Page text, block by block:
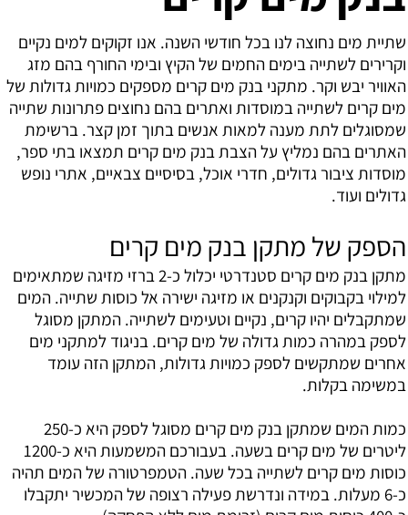
שתיית מים נחוצה לנו בכל חודשי השנה. אנו זקוקים למים נקיים
וקרירים לשתייה בימים החמים של הקיץ ובימי החורף בהם מזג
האוויר יבש וקר. מתקני בנק מים קרים מספקים כמויות גדולות של
מים קרים לשתייה במוסדות ואתרים בהם נחוצים פתרונות שתייה
שמסוגלים לתת מענה למאות אנשים בתוך זמן קצר. ברשימת
האתרים בהם נמליץ על הצבת בנק מים קרים תמצאו בתי ספר,
מוסדות ציבור גדולים, חדרי אוכל, בסיסיים צבאיים, אתרי נופש
גדולים ועוד.
הספק של מתקן בנק מים קרים
מתקן בנק מים קרים סטנדרטי יכלול כ-2 ברזי מזיגה שמתאימים
למילוי בקבוקים וקנקנים או מזיגה ישירה אל כוסות שתייה. המים
שמתקבלים יהיו קרים, נקיים וטעימים לשתייה. המתקן מסוגל
לספק במהרה כמות גדולה של מים קרים. בניגוד למתקני מים
אחרים שמתקשים לספק כמויות גדולות, המתקן הזה עומד
במשימה בקלות.
כמות המים שמתקן בנק מים קרים מסוגל לספק היא כ-250
ליטרים של מים קרים בשעה. בעבורכם המשמעות היא כ-1200
כוסות מים קרים לשתייה בכל שעה. הטמפרטורה של המים תהיה
כ-6 מעלות. במידה ונדרשת פעילה רצופה של המכשיר יתקבלו